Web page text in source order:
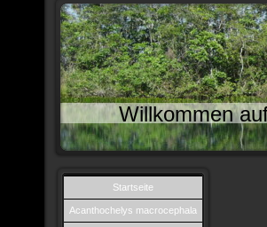
Willkommen
Startseite
Acanthochelys macrocephala